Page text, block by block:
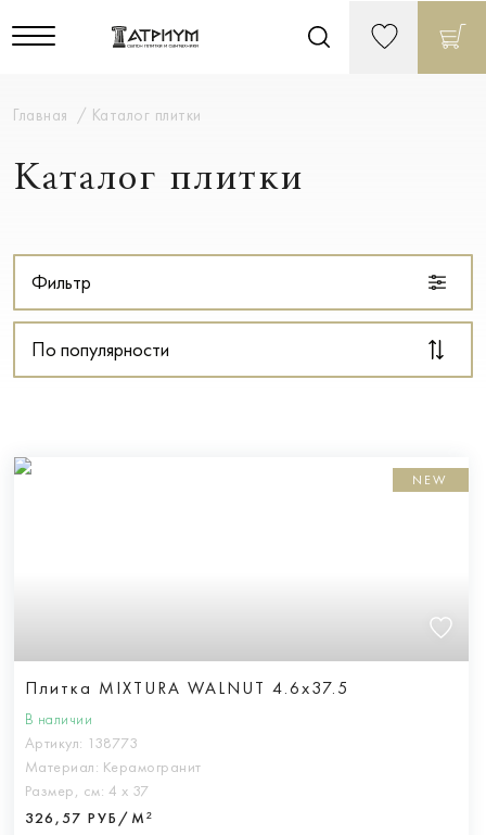
Главная Каталог плитки
Каталог плитки
Фильтр
По популярности
NEW
Плитка MIXTURA WALNUT 4.6x37.5
В наличии
Артикул: 138773
Материал: Керамогранит
Размер, см: 4 х 37
326,57 РУБ/М²